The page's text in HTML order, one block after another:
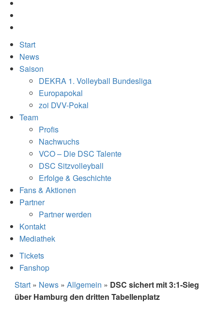
Start
News
Saison
DEKRA 1. Volleyball Bundesliga
Europapokal
zoi DVV-Pokal
Team
Profis
Nachwuchs
VCO – Die DSC Talente
DSC Sitzvolleyball
Erfolge & Geschichte
Fans & Aktionen
Partner
Partner werden
Kontakt
Mediathek
Tickets
Fanshop
Start » News » Allgemein » DSC sichert mit 3:1-Sieg
über Hamburg den dritten Tabellenplatz